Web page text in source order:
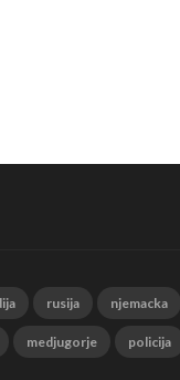
rusija njemacka
medjugorje policija